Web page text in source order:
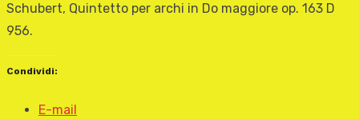
Schubert, Quintetto per archi in Do maggiore op. 163 D
956.
Condividi:
E-mail